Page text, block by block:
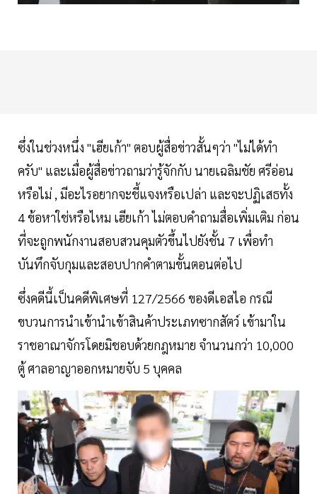
ซึ่งในช่วงหนึ่ง "เฮียเก้า" ตอบผู้สื่อข่าวสั้นๆว่า "ไม่ได้ทำ
ครับ" และเมื่อผู้สื่อข่าวถามว่ารู้จักกับ นายเฉลิมชัย ศรีอ่อน
หรือไม่ , มีอะไรอยากจะชี้แจงหรือเปล่า และจะปฏิเสธทั้ง
4 ข้อหาใช่หรือไหม เฮียเก้า ไม่ตอบคำถามสื่อเพิ่มเติม ก่อน
ที่จะถูกพนักงานสอบสวนคุมตัวขึ้นไปยังชั้น 7 เพื่อทำ
บันทึกจับกุมและสอบปากคำตามขั้นตอนต่อไป
ซึ่งคดีนี้เป็นคดีพิเศษที่ 127/2566 ของดีเอสไอ กรณี
ขบวนการนำเข้านำเข้าสินค้าประเภทซากสัตว์ เข้ามาใน
ราชอาณาจักรโดยมิชอบด้วยกฎหมาย จำนวนกว่า 10,000
ตู้ ศาลอาญาออกหมายจับ 5 บุคคล